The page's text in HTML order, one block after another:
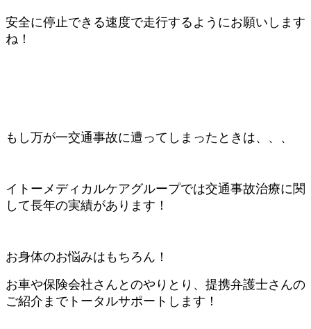
安全に停止できる速度で走行するようにお願いします
ね！
もし万が一交通事故に遭ってしまったときは、、、
イトーメディカルケアグループでは交通事故治療に関
して長年の実績があります！
お身体のお悩みはもちろん！
お車や保険会社さんとのやりとり、提携弁護士さんの
ご紹介までトータルサポートします！